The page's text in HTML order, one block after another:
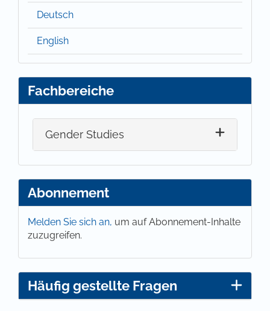
Deutsch
English
Fachbereiche
Gender Studies
Abonnement
Melden Sie sich an, um auf Abonnement-Inhalte
zuzugreifen.
Häufig gestellte Fragen